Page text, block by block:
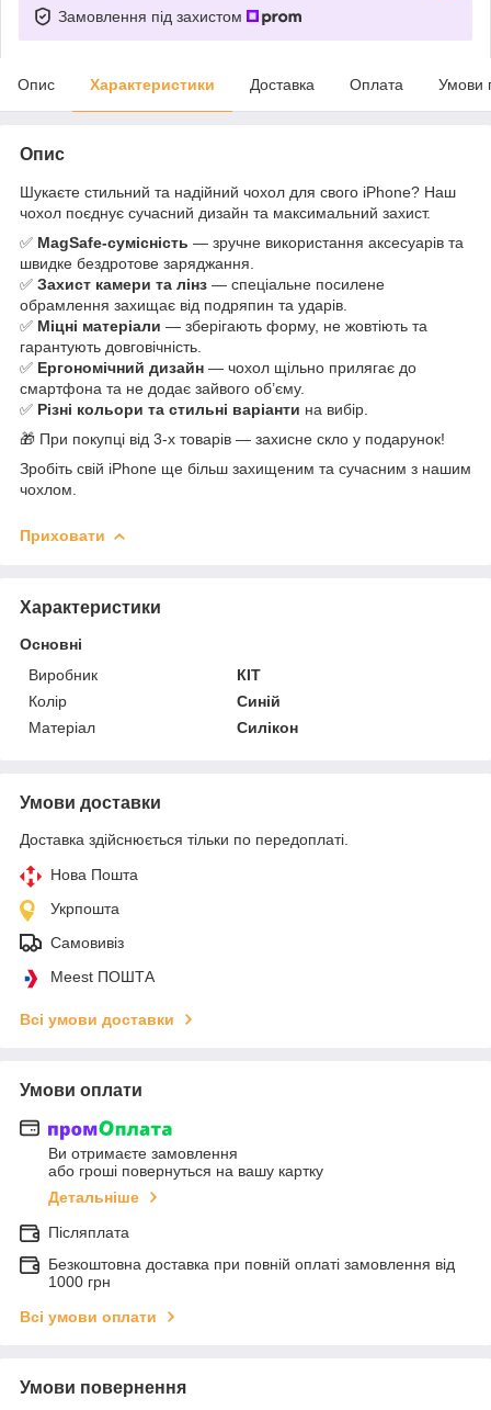
Замовлення під захистом
Опис Характеристики Доставка Оплата Умови
Опис
Шукаєте стильний та надійний чохол для свого iPhone? Наш
чохол поєднує сучасний дизайн та максимальний захист.
✅ MagSafe-сумісність — зручне використання аксесуарів та
швидке бездротове заряджання.
✅ Захист камери та лінз — спеціальне посилене
обрамлення захищає від подряпин та ударів.
✅ Міцні матеріали — зберігають форму, не жовтіють та
гарантують довговічність.
✅ Ергономічний дизайн — чохол щільно прилягає до
смартфона та не додає зайвого об’єму.
✅ Різні кольори та стильні варіанти на вибір.
🎁 При покупці від 3-х товарів — захисне скло у подарунок!
Зробіть свій iPhone ще більш захищеним та сучасним з нашим
чохлом.
Приховати
Характеристики
Основні
Виробник
КІТ
Колір
Синій
Матеріал
Силікон
Умови доставки
Доставка здійснюється тільки по передоплаті.
Нова Пошта
Укрпошта
Самовивіз
Meest ПОШТА
Всі умови доставки
Умови оплати
Ви отримаєте замовлення
або гроші повернуться на вашу картку
Детальніше
Післяплата
Безкоштовна доставка при повній оплаті замовлення від
1000 грн
Всі умови оплати
Умови повернення